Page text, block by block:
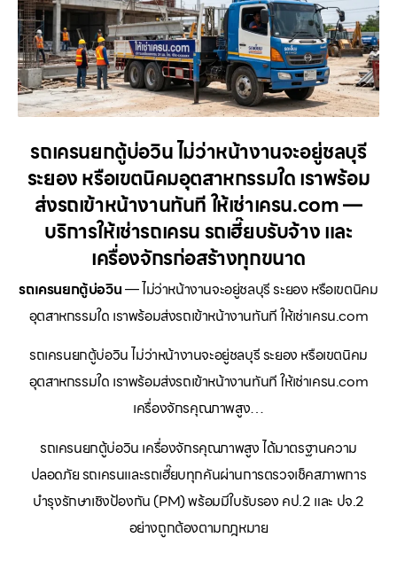
รถเครนยกตู้บ่อวิน ไม่ว่าหน้างานจะอยู่ชลบุรี
ระยอง หรือเขตนิคมอุตสาหกรรมใด เราพร้อม
ส่งรถเข้าหน้างานทันที ให้เช่าเครน.com —
บริการให้เช่ารถเครน รถเฮี๊ยบรับจ้าง และ
เครื่องจักรก่อสร้างทุกขนาด
รถเครนยกตู้บ่อวิน— ไม่ว่าหน้างานจะอยู่ชลบุรี ระยอง หรือเขตนิคม
อุตสาหกรรมใด เราพร้อมส่งรถเข้าหน้างานทันที ให้เช่าเครน.com
รถเครนยกตู้บ่อวิน ไม่ว่าหน้างานจะอยู่ชลบุรี ระยอง หรือเขตนิคม
อุตสาหกรรมใด เราพร้อมส่งรถเข้าหน้างานทันที ให้เช่าเครน.com
เครื่องจักรคุณภาพสูง…
รถเครนยกตู้บ่อวิน เครื่องจักรคุณภาพสูง ได้มาตรฐานความ
ปลอดภัย รถเครนและรถเฮี๊ยบทุกคันผ่านการตรวจเช็คสภาพการ
บำรุงรักษาเชิงป้องกัน (PM) พร้อมมีใบรับรอง คป.2 และ ปจ.2
อย่างถูกต้องตามกฎหมาย